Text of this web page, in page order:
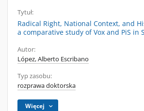
Tytuł:
Radical Right, National Context, and
a comparative study of Vox and PiS in
Autor:
López, Alberto Escribano
Typ zasobu:
rozprawa doktorska
Więcej